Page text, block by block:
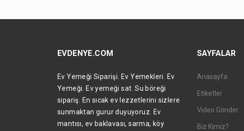
EVDENYE.COM
Ev Yemeği Siparişi. Ev Yemekleri. Ev
Yemeği. Ev yemeği sat. Su böreği
sipariş. En sıcak ev lezzetlerini sizlere
sunmaktan gurur duyuyoruz. Ev
mantısı, ev baklavası, sarma, köy
SAYFALAR
Anasayfa
Etiketler
Video Gönder
Biz Kimiz?